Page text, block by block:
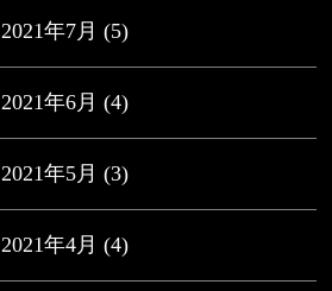
2021年7月 (5)
2021年6月 (4)
2021年5月 (3)
2021年4月 (4)